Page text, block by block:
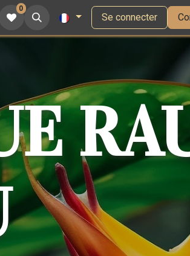
0
Se connecter